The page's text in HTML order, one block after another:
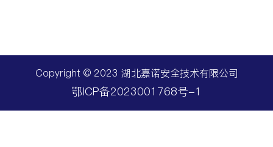
Copyright © 2023 湖北嘉诺安全技术有限公司
鄂ICP备2023001768号-1